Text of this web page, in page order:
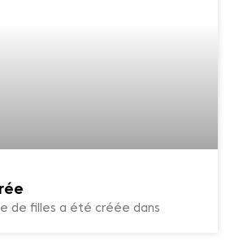
de filles a été créée dans